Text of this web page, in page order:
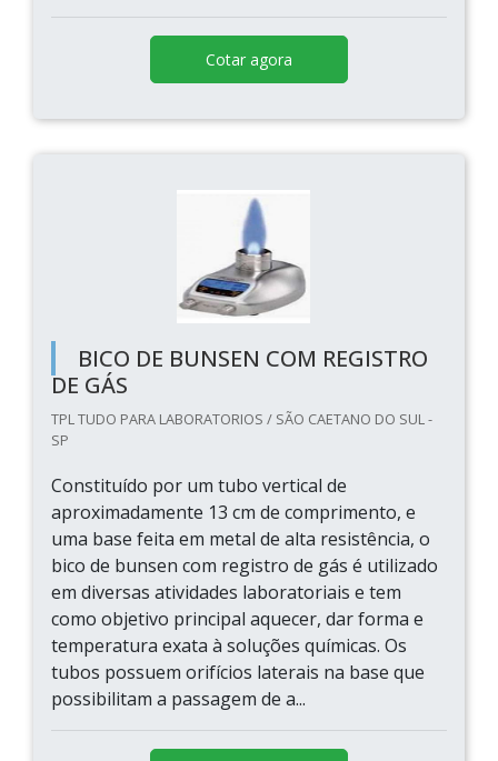
Cotar agora
BICO DE BUNSEN COM REGISTRO
DE GÁS
TPL TUDO PARA LABORATORIOS / SÃO CAETANO DO SUL -
SP
Constituído por um tubo vertical de
aproximadamente 13 cm de comprimento, e
uma base feita em metal de alta resistência, o
bico de bunsen com registro de gás é utilizado
em diversas atividades laboratoriais e tem
como objetivo principal aquecer, dar forma e
temperatura exata à soluções químicas. Os
tubos possuem orifícios laterais na base que
possibilitam a passagem de a...